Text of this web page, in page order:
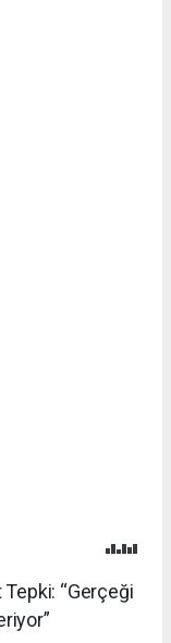
Tepki: “Gerçeği